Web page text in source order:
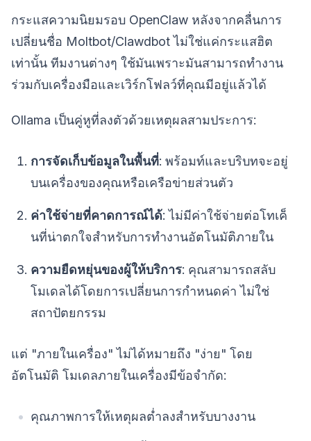
กระแสความนิยมรอบ OpenClaw หลังจากคลื่นการ
เปลี่ยนชื่อ Moltbot/Clawdbot ไม่ใช่แค่กระแสฮิต
เท่านั้น ทีมงานต่างๆ ใช้มันเพราะมันสามารถทำงาน
ร่วมกับเครื่องมือและเวิร์กโฟลว์ที่คุณมีอยู่แล้วได้
Ollama เป็นคู่หูที่ลงตัวด้วยเหตุผลสามประการ:
การจัดเก็บข้อมูลในพื้นที่: พร้อมท์และบริบทจะอยู่
บนเครื่องของคุณหรือเครือข่ายส่วนตัว
ค่าใช้จ่ายที่คาดการณ์ได้: ไม่มีค่าใช้จ่ายต่อโทเค็
นที่น่าตกใจสำหรับการทำงานอัตโนมัติภายใน
ความยืดหยุ่นของผู้ให้บริการ: คุณสามารถสลับ
โมเดลได้โดยการเปลี่ยนการกำหนดค่า ไม่ใช่
สถาปัตยกรรม
แต่ "ภายในเครื่อง" ไม่ได้หมายถึง "ง่าย" โดย
อัตโนมัติ โมเดลภายในเครื่องมีข้อจำกัด:
คุณภาพการให้เหตุผลต่ำลงสำหรับบางงาน